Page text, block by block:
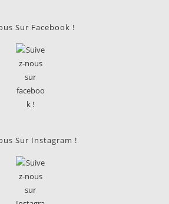
Sur Facebook !
Sur Instagram !